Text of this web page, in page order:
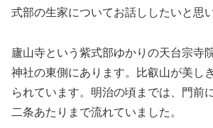
式部の生家についてお話ししたいと思
廬山寺という紫式部ゆかりの天台宗寺
神社の東側にあります。比叡山が美し
られています。明治の頃までは、門前
二条あたりまで流れていました。